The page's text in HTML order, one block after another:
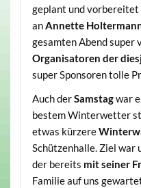
geplant und vorbereitet
anAnnette
gesamten Abend super
Organisatoren der
super Sponsoren tolle
Auch derSamstagwar
bestem Winterwetter
etwas kürzere
Schützenhalle. Ziel war
der bereits mit seiner
Familie auf uns